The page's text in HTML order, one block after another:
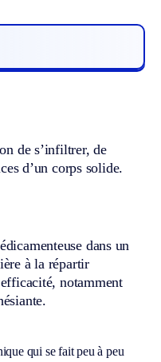
de s’infiltrer, de
d’un corps solide.
dans un
à la répartir
notamment
qui se fait peu à peu